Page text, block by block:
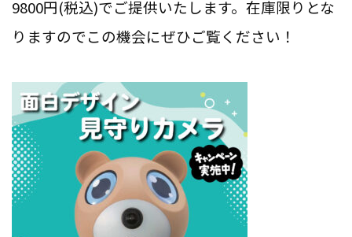
9800円(税込)でご提供いたします。在庫限りとな
りますのでこの機会にぜひご覧ください！